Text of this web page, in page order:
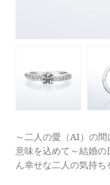
ブライダルリング
パーフェクトフ
シークレットス
レーザー刻印サ
ナノジュエリーコ
永久保証サービス
よくあるご質問
～二人の愛（AI）の
意味を込めて～結婚
ん幸せな二人の気持ち